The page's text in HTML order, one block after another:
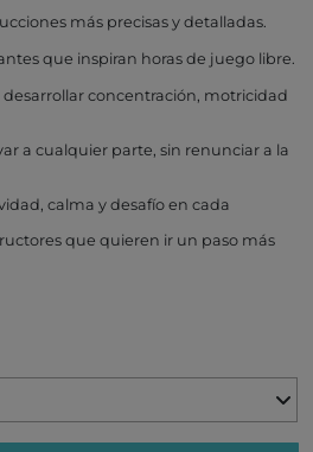
más precisas y detalladas.
que inspiran horas de juego libre.
desarrollar concentración, motricidad
a cualquier parte, sin renunciar a la
calma y desafío en cada
que quieren ir un paso más